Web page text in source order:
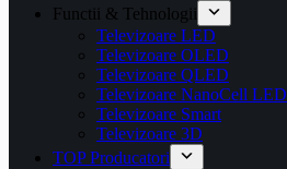
Functii & Tehnologii
Televizoare LED
Televizoare OLED
Televizoare QLED
Televizoare NanoCell LED
Televizoare Smart
Televizoare 3D
TOP Producatori